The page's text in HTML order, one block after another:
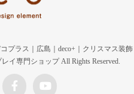
プラス｜広島｜deco+｜クリスマス装飾
イ専門ショップ All Rights Reserved.